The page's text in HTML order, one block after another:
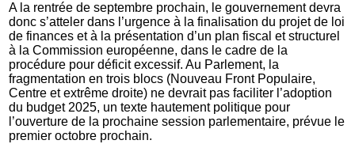
A la rentrée de septembre prochain, le gouvernement devra
donc s’atteler dans l’urgence à la finalisation du projet de loi
de finances et à la présentation d’un plan fiscal et structurel
à la Commission européenne, dans le cadre de la
procédure pour déficit excessif. Au Parlement, la
fragmentation en trois blocs (Nouveau Front Populaire,
Centre et extrême droite) ne devrait pas faciliter l’adoption
du budget 2025, un texte hautement politique pour
l’ouverture de la prochaine session parlementaire, prévue le
premier octobre prochain.